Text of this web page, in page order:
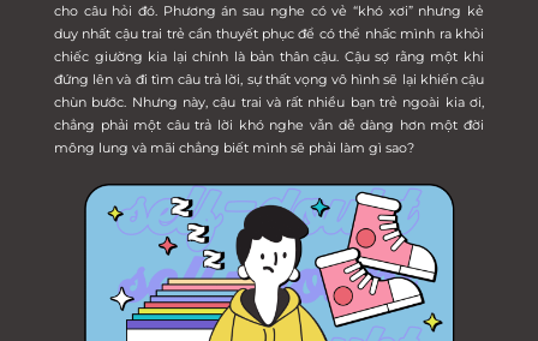
cho câu hỏi đó. Phương án sau nghe có vẻ “khó xơi” nhưng kẻ
duy nhất cậu trai trẻ cần thuyết phục để có thể nhấc mình ra khỏi
chiếc giường kia lại chính là bản thân cậu. Cậu sợ rằng một khi
đứng lên và đi tìm câu trả lời, sự thất vọng vô hình sẽ lại khiến cậu
chùn bước. Nhưng này, cậu trai và rất nhiều bạn trẻ ngoài kia ơi,
chẳng phải một câu trả lời khó nghe vẫn dễ dàng hơn một đời
mông lung và mãi chẳng biết mình sẽ phải làm gì sao?